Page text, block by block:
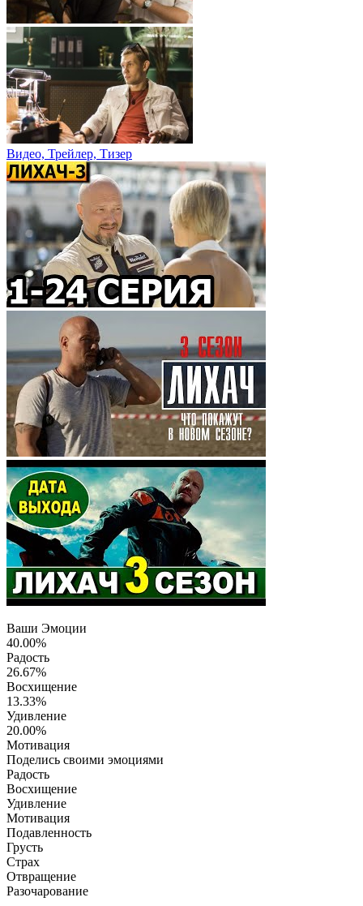
Видео, Трейлер, Тизер
Ваши Эмоции
40.00%
Радость
26.67%
Восхищение
13.33%
Удивление
20.00%
Мотивация
Поделись своими эмоциями
Радость
Восхищение
Удивление
Мотивация
Подавленность
Грусть
Страх
Отвращение
Разочарование